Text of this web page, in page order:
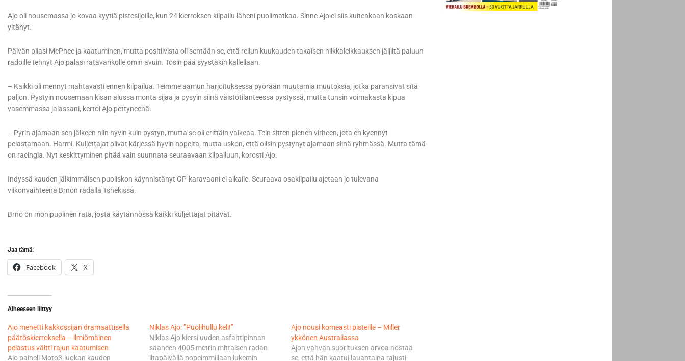
Ajo oli nousemassa jo kovaa kyytiä pistesijoille, kun 24 kierroksen kilpailu läheni puolimatkaa. Sinne Ajo ei siis kuitenkaan koskaan
yltänyt.
Päivän pilasi McPhee ja kaatuminen, mutta positiivista oli sentään se, että reilun kuukauden takaisen nilkkaleikkauksen jäljiltä paluun
radoille tehnyt Ajo palasi ratavarikolle omin avuin. Tosin pää syystäkin kallellaan.
– Kaikki oli mennyt mahtavasti ennen kilpailua. Teimme aamun harjoituksessa pyörään muutamia muutoksia, jotka paransivat sitä
paljon. Pystyin nousemaan kisan alussa monta sijaa ja pysyin siinä väistötilanteessa pystyssä, mutta tunsin voimakasta kipua
vasemmassa jalassani, kertoi Ajo pettyneenä.
– Pyrin ajamaan sen jälkeen niin hyvin kuin pystyn, mutta se oli erittäin vaikeaa. Tein sitten pienen virheen, jota en kyennyt
pelastamaan. Harmi. Kuljettajat olivat kärjessä hyvin nopeita, mutta uskon, että olisin pystynyt ajamaan siinä ryhmässä. Mutta tämä
on racingia. Nyt keskittyminen pitää vain suunnata seuraavaan kilpailuun, korosti Ajo.
Indyssä kauden jälkimmäisen puoliskon käynnistänyt GP-karavaani ei aikaile. Seuraava osakilpailu ajetaan jo tulevana
viikonvaihteena Brnon radalla Tshekissä.
Brno on monipuolinen rata, josta käytännössä kaikki kuljettajat pitävät.
Jaa tämä:
Facebook X
Aiheeseen liittyy
Ajo menetti kakkossijan dramaattisella
päätöskierroksella – ilmiömäinen
pelastus vältti rajun kaatumisen
Ajo paineli Moto3-luokan kauden
Niklas Ajo: ”Puolihullu keli!”
Niklas Ajo kiersi uuden asfalttipinnan
saaneen 4005 metrin mittaisen radan
iltapäivällä nopeimmillaan lukemin
Ajo nousi komeasti pisteille – Miller
ykkönen Australiassa
Ajon vahvan suorituksen arvoa nostaa
se, että hän kaatui lauantaina rajusti